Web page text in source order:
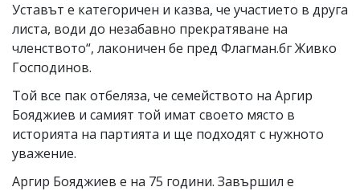
Уставът е категоричен и казва, че участието в друга
листа, води до незабавно прекратяване на
членството“, лаконичен бе пред Флагман.бг Живко
Господинов.
Той все пак отбеляза, че семейството на Аргир
Бояджиев и самият той имат своето място в
историята на партията и ще подходят с нужното
уважение.
Аргир Бояджиев е на 75 години. Завършил е